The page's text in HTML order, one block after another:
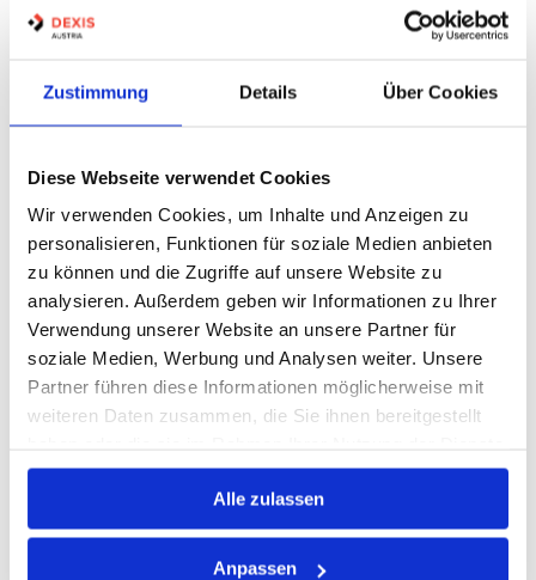
Zustimmung Details Über Cookies
Diese Webseite verwendet Cookies
Wir verwenden Cookies, um Inhalte und Anzeigen zu
personalisieren, Funktionen für soziale Medien anbieten
zu können und die Zugriffe auf unsere Website zu
analysieren. Außerdem geben wir Informationen zu Ihrer
Verwendung unserer Website an unsere Partner für
soziale Medien, Werbung und Analysen weiter. Unsere
Partner führen diese Informationen möglicherweise mit
weiteren Daten zusammen, die Sie ihnen bereitgestellt
gesammelt haben.
Alle zulassen
Anpassen
ID: 28,24mm
STK Warenkorb
Nicht auf Lager